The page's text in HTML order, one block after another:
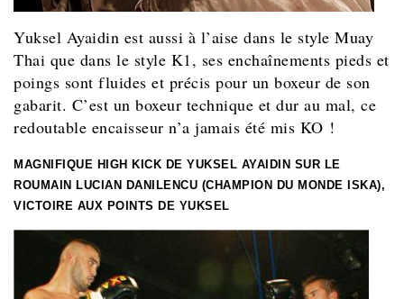
Yuksel Ayaidin est aussi à l’aise dans le style Muay
Thai que dans le style K1, ses enchaînements pieds et
poings sont fluides et précis pour un boxeur de son
gabarit. C’est un boxeur technique et dur au mal, ce
redoutable encaisseur n’a jamais été mis KO !
MAGNIFIQUE HIGH KICK DE YUKSEL AYAIDIN SUR LE
ROUMAIN LUCIAN DANILENCU (CHAMPION DU MONDE ISKA),
VICTOIRE AUX POINTS DE YUKSEL